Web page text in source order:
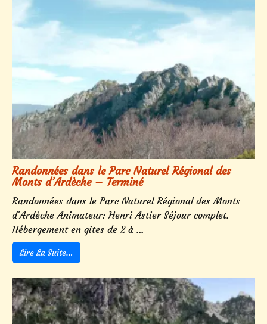
Randonnées dans le Parc Naturel Régional des
Monts d’Ardèche – Terminé
Randonnées dans le Parc Naturel Régional des Monts
d'Ardèche Animateur: Henri Astier Séjour complet.
Hébergement en gites de 2 à ...
Lire La Suite…